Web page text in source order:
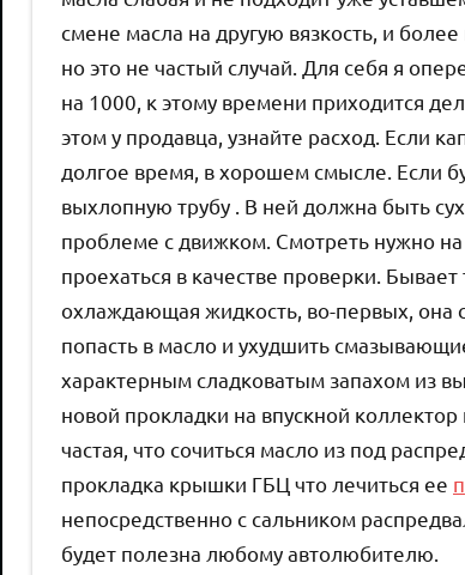
смене масла на другую вязкость, и
но это не частый случай. Для себя я
на 1000, к этому времени приходится
этом у продавца, узнайте расход. Если
долгое время, в хорошем смысле. Если
выхлопную трубу . В ней должна быть
проблеме с движком. Смотреть нужно
проехаться в качестве проверки.
охлаждающая жидкость, во-первых, она
попасть в масло и ухудшить
характерным сладковатым запахом из
новой прокладки на впускной
частая, что сочиться масло из под
прокладка крышки ГБЦ что лечиться ее
непосредственно с сальником
будет полезна любому автолюбителю.